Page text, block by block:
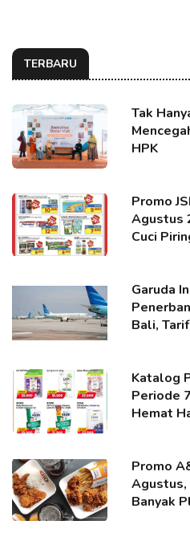
TERBARU
Tak
HPK
Promo
Agustus
Cuci
Garuda
Bali,
Katalog
Periode
Hemat
Promo
Agustus,
Banyak